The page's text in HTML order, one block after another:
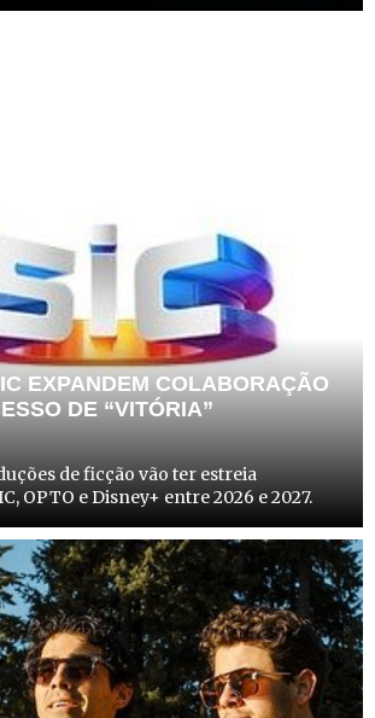
EXPANDEM COLABORAÇÃO
DE “VITÓRIA”
de ficção vão ter estreia
OPTO e Disney+ entre 2026 e 2027.